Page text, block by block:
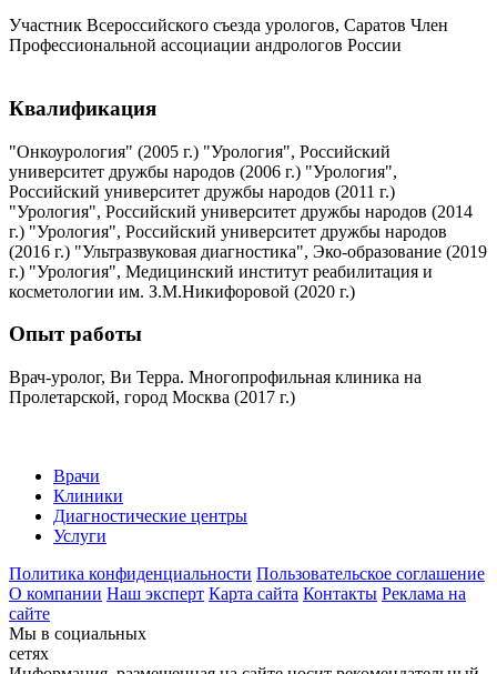
Участник Всероссийского съезда урологов, Саратов Член
Профессиональной ассоциации андрологов России
Квалификация
"Онкоурология" (2005 г.) "Урология", Российский
университет дружбы народов (2006 г.) "Урология",
Российский университет дружбы народов (2011 г.)
"Урология", Российский университет дружбы народов (2014
г.) "Урология", Российский университет дружбы народов
(2016 г.) "Ультразвуковая диагностика", Эко-образование (2019
г.) "Урология", Медицинский институт реабилитация и
косметологии им. З.М.Никифоровой (2020 г.)
Опыт работы
Врач-уролог, Ви Терра. Многопрофильная клиника на
Пролетарской, город Москва (2017 г.)
Врачи
Клиники
Диагностические центры
Услуги
Политика конфиденциальности Пользовательское соглашение
О компании Наш эксперт Карта сайта Контакты Реклама на
сайте
Мы в социальных
сетях